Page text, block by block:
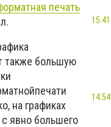
печать
также большую
на графиках
явно большего
15:41
14:54